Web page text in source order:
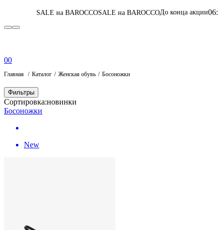
на BAROCCOSALE на BAROCCOДо конца акции06:18:00:32
00
Главная Каталог Женская обувь Босоножки
Фильтры
Сортировка:новинки
Босоножки
New